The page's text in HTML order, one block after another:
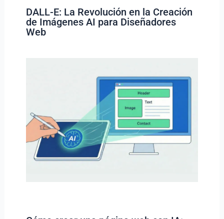
DALL-E: La Revolución en la Creación
de Imágenes AI para Diseñadores
Web